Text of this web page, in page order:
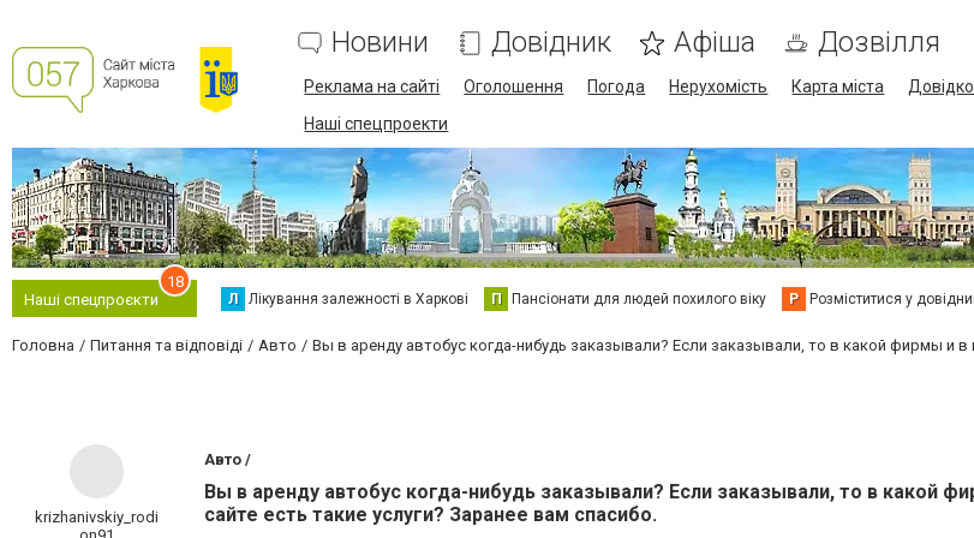
Новини Довідник Афіша Дозвілля
Реклама на сайті Оголошення Погода Нерухомість Карта міста
Наші спецпроекти
Наші спецпроєкти
18
Л Лікування залежності в Харкові П Пансіонати для людей похилого віку Р Розміститися у
Головна Питання та відповіді Авто Вы в аренду автобус когда-нибудь заказывали? Если заказывали, то в какой фирмы и в
krizhanivskiy_rodi
Авто /
Вы в аренду автобус когда-нибудь заказывали? Если заказывали, то в какой
сайте есть такие услуги? Заранее вам спасибо.